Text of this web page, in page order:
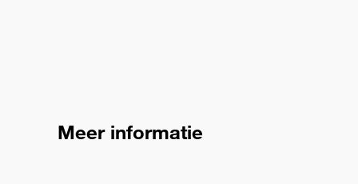
Meer informatie